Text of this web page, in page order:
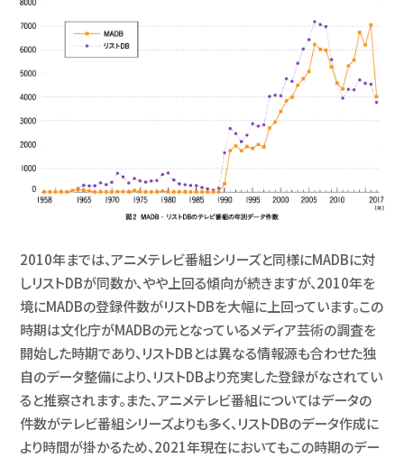
2010年までは、アニメテレビ番組シリーズと同様にMADBに対
しリストDBが同数か、やや上回る傾向が続きますが、2010年を
境にMADBの登録件数がリストDBを大幅に上回っています。この
時期は文化庁がMADBの元となっているメディア芸術の調査を
開始した時期であり、リストDBとは異なる情報源も合わせた独
自のデータ整備により、リストDBより充実した登録がなされてい
ると推察されます。また、アニメテレビ番組についてはデータの
件数がテレビ番組シリーズよりも多く、リストDBのデータ作成に
より時間が掛かるため、2021年現在においてもこの時期のデー